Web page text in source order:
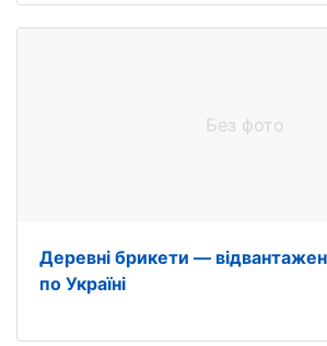
Без фото
Деревні брикети —
по Україні